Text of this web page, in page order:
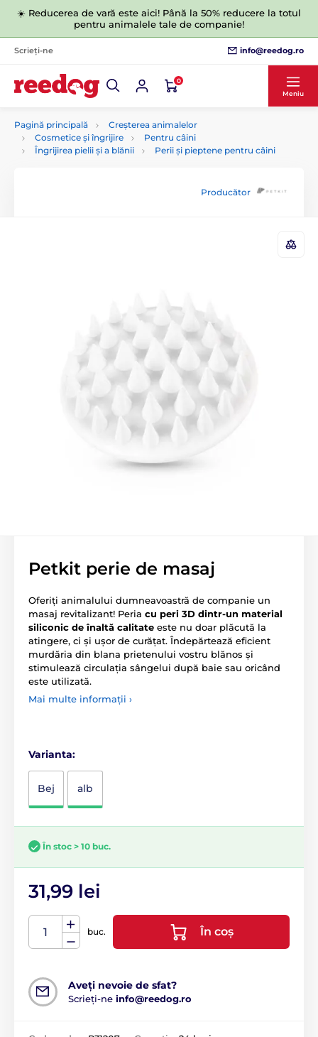
☀️ Reducerea de vară este aici! Până la 50% reducere la totul
pentru animalele tale de companie!
Scrieți-ne info@reedog.ro
0
Meniu
Pagină principală
Creșterea animalelor
Cosmetice și îngrijire
Pentru câini
Îngrijirea pielii și a blănii
Perii și pieptene pentru câini
Producător
Petkit perie de masaj
Oferiți animalului dumneavoastră de companie un
masaj revitalizant! Peria cu peri 3D dintr-un material
siliconic de înaltă calitate este nu doar plăcută la
atingere, ci și ușor de curățat. Îndepărtează eficient
murdăria din blana prietenului vostru blănos și
stimulează circulația sângelui după baie sau oricând
este utilizată.
Mai multe informații ›
Varianta:
Bej alb
În stoc > 10 buc.
31,99 lei
buc. În coș
Aveți nevoie de sfat?
Scrieți-ne info@reedog.ro